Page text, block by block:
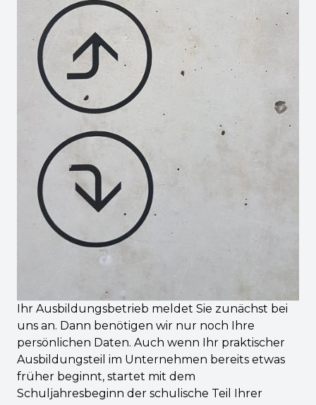
Ihr Ausbildungsbetrieb meldet Sie zunächst bei
uns an. Dann benötigen wir nur noch Ihre
persönlichen Daten. Auch wenn Ihr praktischer
Ausbildungsteil im Unternehmen bereits etwas
früher beginnt, startet mit dem
Schuljahresbeginn der schulische Teil Ihrer